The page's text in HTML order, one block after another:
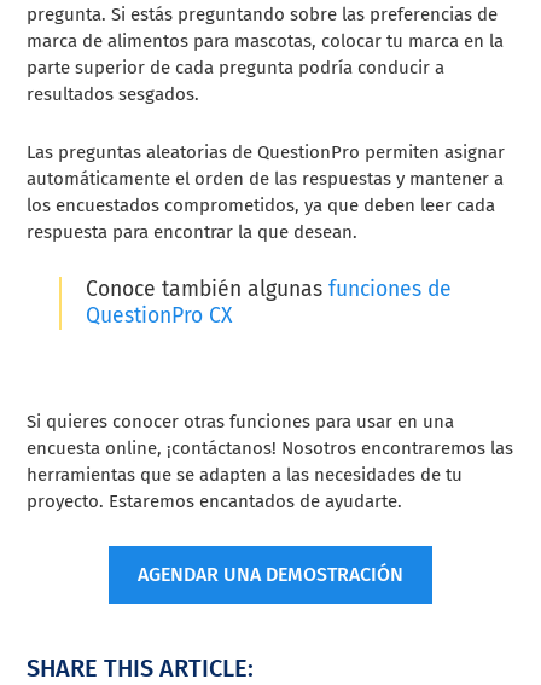
pregunta. Si estás preguntando sobre las preferencias de
marca de alimentos para mascotas, colocar tu marca en la
parte superior de cada pregunta podría conducir a
resultados sesgados.
Las preguntas aleatorias de QuestionPro permiten asignar
automáticamente el orden de las respuestas y mantener a
los encuestados comprometidos, ya que deben leer cada
respuesta para encontrar la que desean.
Conoce también algunas funciones de
QuestionPro CX
Si quieres conocer otras funciones para usar en una
encuesta online, ¡contáctanos! Nosotros encontraremos las
herramientas que se adapten a las necesidades de tu
proyecto. Estaremos encantados de ayudarte.
AGENDAR UNA DEMOSTRACIÓN
SHARE THIS ARTICLE: